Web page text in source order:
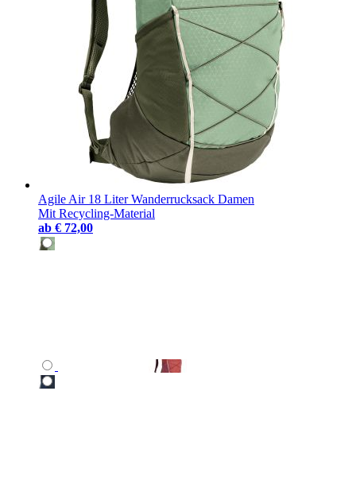
Agile Air 18 Liter Wanderrucksack Damen
Mit Recycling-Material
ab € 72,00